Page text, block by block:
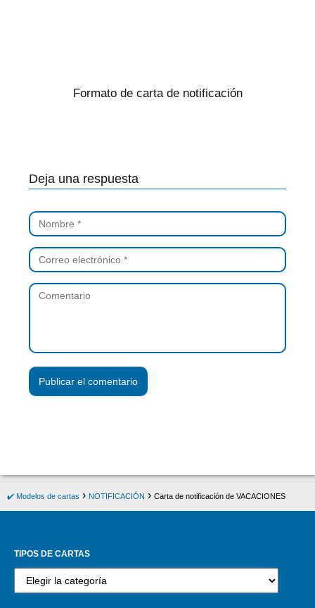
Formato de carta de notificación
Deja una respuesta
✔️ Modelos de cartas NOTIFICACIÓN Carta de notificación de VACACIONES
TIPOS DE CARTAS